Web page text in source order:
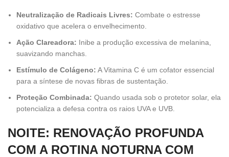
Neutralização de Radicais Livres: Combate o estresse
oxidativo que acelera o envelhecimento.
Ação Clareadora: Inibe a produção excessiva de melanina,
suavizando manchas.
Estímulo de Colágeno: A Vitamina C é um cofator essencial
para a síntese de novas fibras de sustentação.
Proteção Combinada: Quando usada sob o protetor solar, ela
potencializa a defesa contra os raios UVA e UVB.
NOITE: RENOVAÇÃO PROFUNDA
COM A ROTINA NOTURNA COM